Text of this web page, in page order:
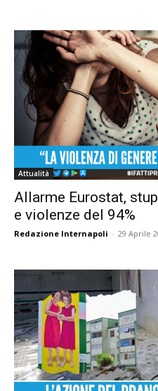
Attualità
Allarme Eurostat,
e violenze del 94%
Redazione Internapoli - 29 Aprile